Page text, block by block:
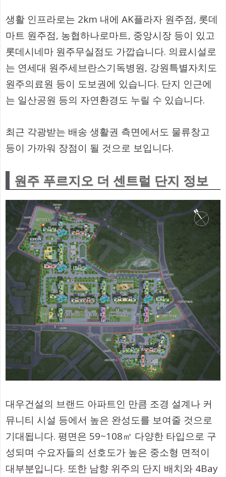
생활 인프라로는 2km 내에 AK플라자 원주점, 롯데
마트 원주점, 농협하나로마트, 중앙시장 등이 있고
롯데시네마 원주무실점도 가깝습니다. 의료시설로
는 연세대 원주세브란스기독병원, 강원특별자치도
원주의료원 등이 도보권에 있습니다. 단지 인근에
는 일산공원 등의 자연환경도 누릴 수 있습니다.
최근 각광받는 배송 생활권 측면에서도 물류창고
등이 가까워 장점이 될 것으로 보입니다.
원주 푸르지오 더 센트럴 단지 정보
대우건설의 브랜드 아파트인 만큼 조경 설계나 커
뮤니티 시설 등에서 높은 완성도를 보여줄 것으로
기대됩니다. 평면은 59~108㎡ 다양한 타입으로 구
성되며 수요자들의 선호도가 높은 중소형 면적이
대부분입니다. 또한 남향 위주의 단지 배치와 4Bay